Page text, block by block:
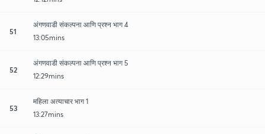
51
अंगणवाडी संकल्पना आणि प्रश्न भाग 4
13:05mins
52
अंगणवाडी संकल्पना आणि प्रश्न भाग 5
12:29mins
53
महिला अत्याचार भाग 1
13:27mins